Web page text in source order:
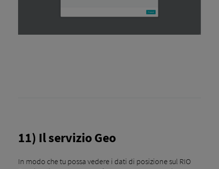
11) Il servizio Geo
In modo che tu possa vedere i dati di posizione sul RIO